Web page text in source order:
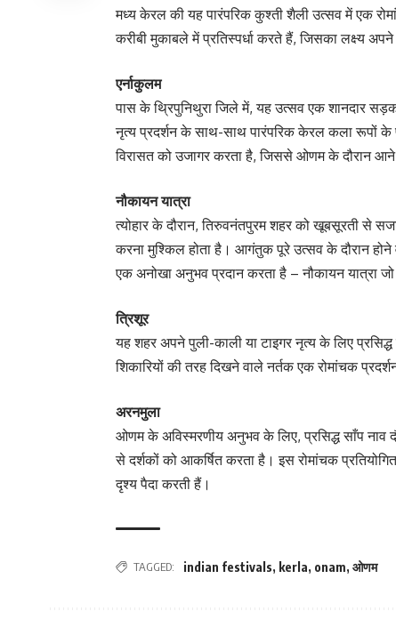
मध्य केरल की यह पारंपरिक कुश्ती शैली उत्सव में एक
करीबी मुकाबले में प्रतिस्पर्धा करते हैं, जिसका लक्ष्य अपने
एर्नाकुलम
पास के थ्रिपुनिथुरा जिले में, यह उत्सव एक शानदार
नृत्य प्रदर्शन के साथ-साथ पारंपरिक केरल कला रूपों
विरासत को उजागर करता है, जिससे ओणम के दौरान आने
नौकायन यात्रा
त्योहार के दौरान, तिरुवनंतपुरम शहर को खूबसूरती से
करना मुश्किल होता है। आगंतुक पूरे उत्सव के दौरान
एक अनोखा अनुभव प्रदान करता है – नौकायन
त्रिशूर
यह शहर अपने पुली-काली या टाइगर नृत्य के लिए
शिकारियों की तरह दिखने वाले नर्तक एक रोमांचक
अरनमुला
ओणम के अविस्मरणीय अनुभव के लिए, प्रसिद्ध साँप नाव
से दर्शकों को आकर्षित करता है। इस रोमांचक
दृश्य पैदा करती हैं।
TAGGED: indian festivals, kerla, onam, ओणम